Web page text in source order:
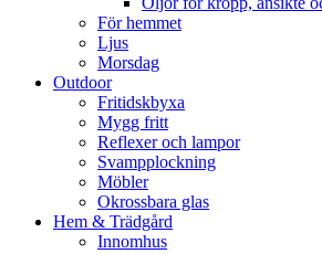
För hemmet
Ljus
Morsdag
Outdoor
Fritidskbyxa
Mygg fritt
Reflexer och lampor
Svampplockning
Möbler
Okrossbara glas
Hem & Trädgård
Innomhus